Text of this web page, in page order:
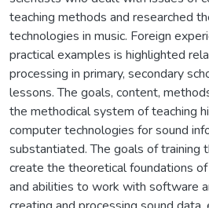
teaching methods and researched
technologies in music. Foreign
practical examples is highlighted
processing in primary, secondary
lessons. The goals, content,
the methodical system of teaching
computer technologies for sound
substantiated. The goals of training
create the theoretical foundations
and abilities to work with software